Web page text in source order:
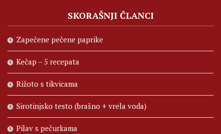
SKORAŠNJI ČLANCI
Zapečene pečene paprike
Kečap – 5 recepata
Rižoto s tikvicama
Sirotinjsko testo (brašno + vrela voda)
Pilav s pečurkama